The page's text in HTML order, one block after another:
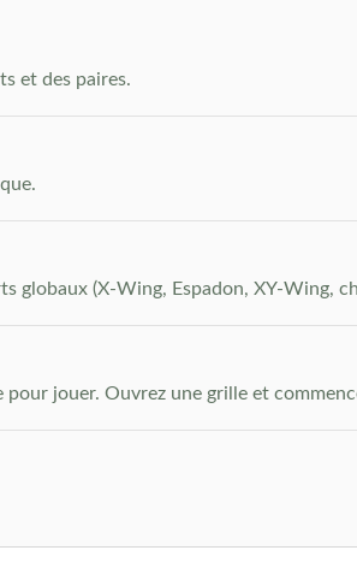
et des paires.
globaux (X-Wing, Espadon, XY-Wing,
jouer. Ouvrez une grille et